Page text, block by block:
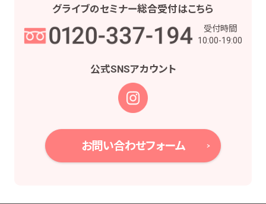
ため
一部について委託された場合等において、委託
お取引先との打合せ、情報提供・連絡、お取引先
の皆様から委託された業務の遂行等を行うため
当社株主様及び当社株式の管理業務、株主様又
は会社による権利の行使・義務の履行、及び法
令に基づく書面・記録・データの作成のため
役職員の給与の計算・支払、人事管理業務のた
め
グライブのセミナー総合受付はこちら
受付時間
10:00-19:00
公式SNSアカウント
お問い合わせフォーム